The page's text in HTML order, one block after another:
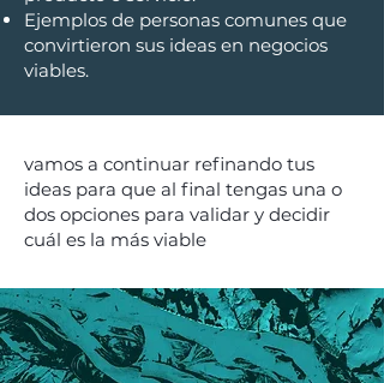
Ejemplos de personas comunes que
convirtieron sus ideas en negocios
viables.
vamos a continuar refinando tus
ideas para que al final tengas una o
dos opciones para validar y decidir
cuál es la más viable